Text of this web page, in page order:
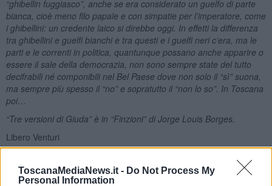
ToscanaMediaNews.it - Do Not Process My
Personal Information
“ghibellin fuggiasco”, anche se era considerato un guelfo di parte
bianca, cioè meno filo papale e con simpatie per l’imperatore, come
i ghibellini: un credente laico si direbbe oggi. In effetti la differenza
tra ghibellini e guelfi bianchi e tra questi e i guelfi neri c’era, ma le
parti e le correnti in politica, quantunque possano anche apparire o
essere il sale della democrazia, non sono sempre state del tutto
decifrabili né componibili nel Bel Paese dove non solo il “sì” suona,
ma sempre più spesso il “no” e sopratutto il “non lo so”. In Toscana
poi…
“Tre versioni di Giuda” è in “Finzioni” di Jorge Louis Borges.
Libero Venturi